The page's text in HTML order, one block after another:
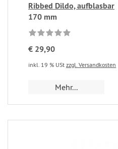
Ribbed Dildo, aufblasbar
170 mm
€ 29,90
inkl. 19 % USt zzgl. Versandkosten
Mehr...